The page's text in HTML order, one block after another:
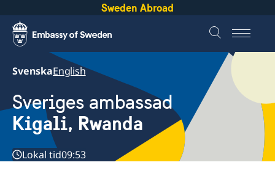
Sweden Abroad
SvenskaEnglish
Sveriges ambassad
Kigali, Rwanda
Lokal tid09:53